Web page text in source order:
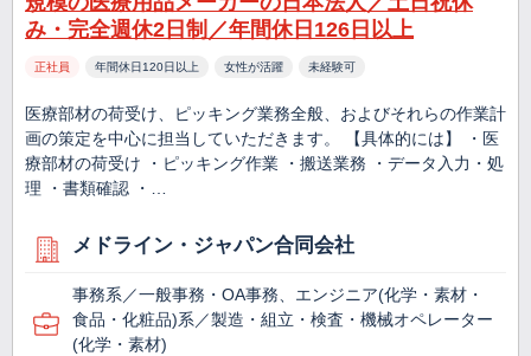
み・完全週休2日制／年間休日126日以上
正社員 年間休日120日以上 女性が活躍 未経験可
医療部材の荷受け、ピッキング業務全般、およびそれらの作業計
画の策定を中心に担当していただきます。 【具体的には】 ・医
療部材の荷受け ・ピッキング作業 ・搬送業務 ・データ入力・処
理 ・書類確認 ・…
メドライン・ジャパン合同会社
事務系／一般事務・OA事務、エンジニア(化学・素材・
食品・化粧品)系／製造・組立・検査・機械オペレーター
(化学・素材)